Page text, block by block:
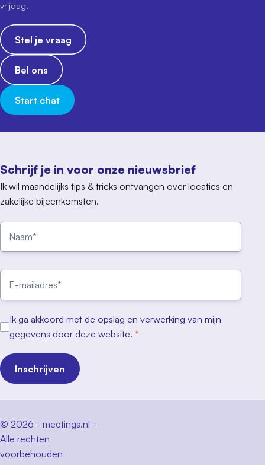
Schrijf je in voor onze nieuwsbrief
Ik wil maandelijks tips & tricks ontvangen over locaties en
zakelijke bijeenkomsten.
Ik ga akkoord met de opslag en verwerking van mijn
gegevens door deze website. *
Inschrijven
vrijdag.
Stel je vraag
Bel ons
Start chat
© 2026 - meetings.nl -
Alle rechten
voorbehouden